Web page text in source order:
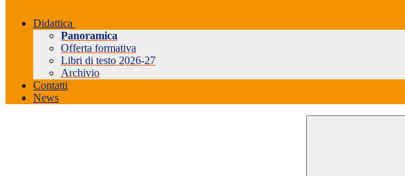
Didattica
Panoramica
Offerta formativa
Libri di testo 2026-27
Archivio
Contatti
News